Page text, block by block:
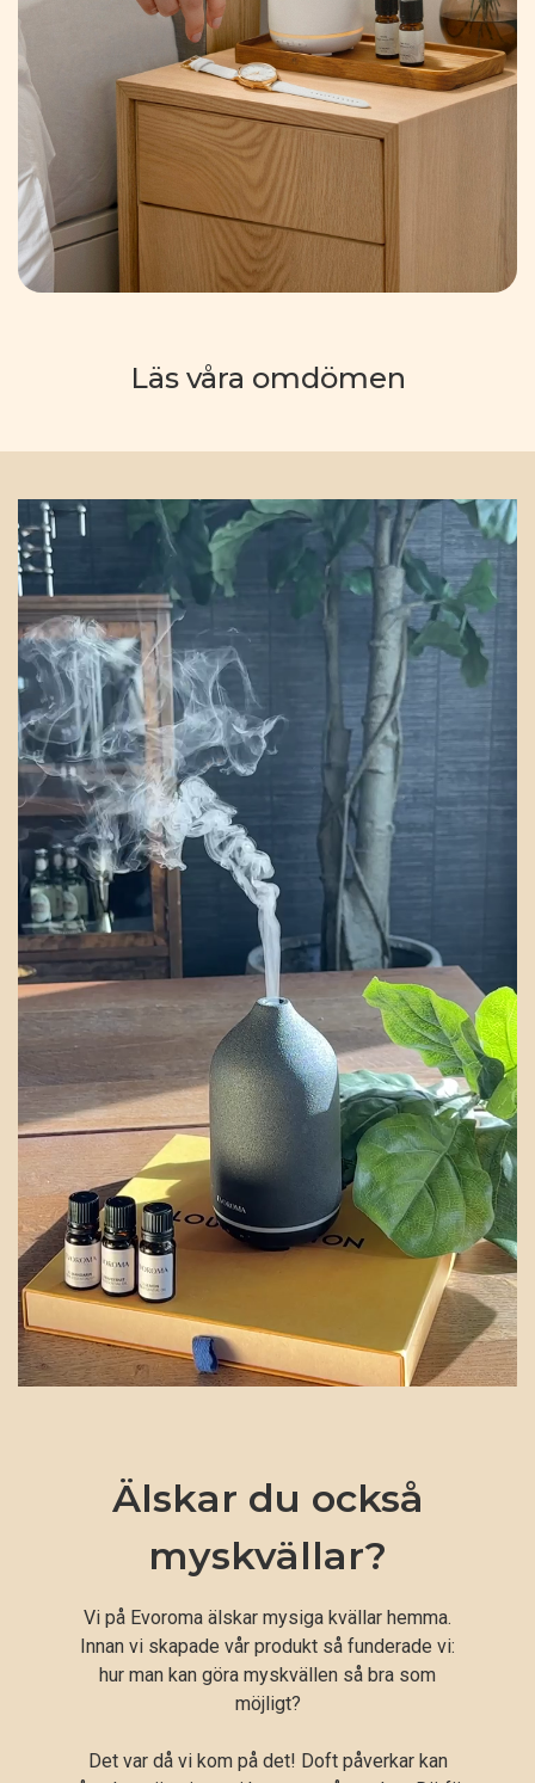
Läs våra omdömen
Älskar du också
myskvällar?
Vi på Evoroma älskar mysiga kvällar hemma.
Innan vi skapade vår produkt så funderade vi:
hur man kan göra myskvällen så bra som
möjligt?
Det var då vi kom på det! Doft påverkar kan